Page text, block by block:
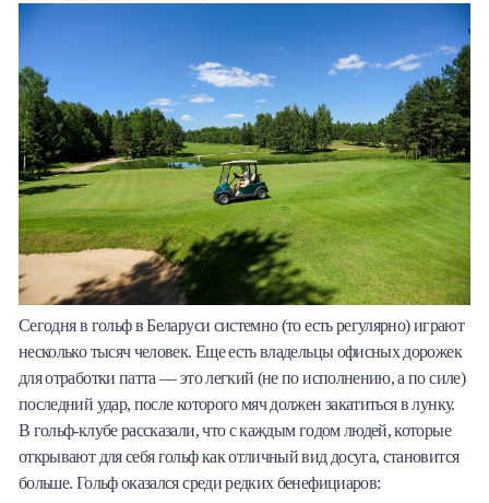
Сегодня в гольф в Беларуси системно (то есть регулярно) играют
несколько тысяч человек. Еще есть владельцы офисных дорожек
для отработки патта — это легкий (не по исполнению, а по силе)
последний удар, после которого мяч должен закатиться в лунку.
В гольф-клубе рассказали, что с каждым годом людей, которые
открывают для себя гольф как отличный вид досуга, становится
больше. Гольф оказался среди редких бенефициаров: